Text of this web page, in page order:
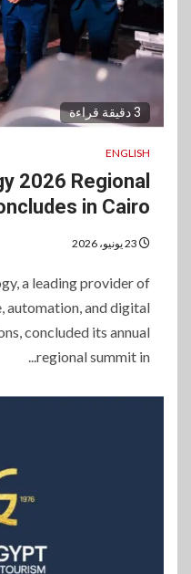
3 دقيقة قراءة
ENGLISH
2026 Regional
in Cairo
a leading provider of
automation, and digital
concluded its annual
regional summit in...